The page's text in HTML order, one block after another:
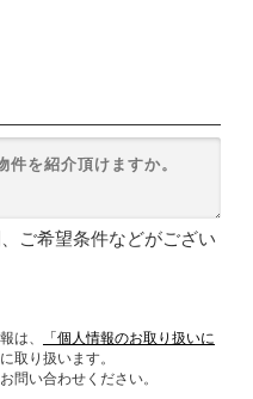
ご希望条件などがござい
は、
「個人情報のお取り扱いに
取り扱います。
問い合わせください。